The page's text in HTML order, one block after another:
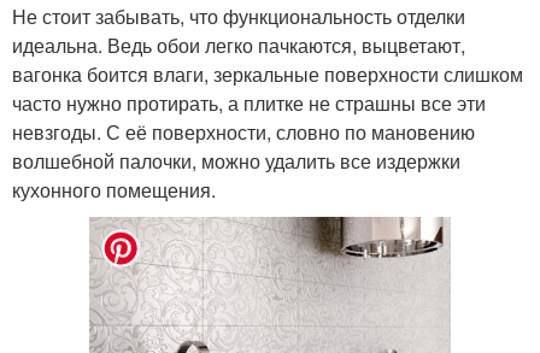
Не стоит забывать, что функциональность отделки
идеальна. Ведь обои легко пачкаются, выцветают,
вагонка боится влаги, зеркальные поверхности слишком
часто нужно протирать, а плитке не страшны все эти
невзгоды. С её поверхности, словно по мановению
волшебной палочки, можно удалить все издержки
кухонного помещения.